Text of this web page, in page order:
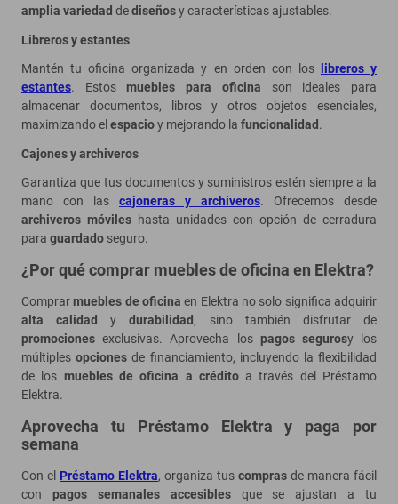
amplia variedad dediseñosy características ajustables.
Libreros y estantes
Mantén tu oficina organizada y en orden con los
libreros y
estantes. Estosmuebles para oficina son ideales para
almacenar documentos, libros y otros objetos esenciales,
maximizando el espacioy mejorando la funcionalidad .
Cajones y archiveros
Garantiza que tus documentos y suministros estén siempre a la
mano con las cajoneras y archiveros. Ofrecemos desde
archiveros móviles hasta unidades con opción de cerradura
para guardado seguro.
¿Por qué comprar muebles de oficina en Elektra?
Comprarmuebles de oficina en Elektra no solo significa adquirir
alta calidad
ydurabilidad , sino también disfrutar de
promociones exclusivas. Aprovecha los pagos segurosy los
múltiplesopciones de financiamiento, incluyendo la flexibilidad
de los muebles de oficina a créditoa través del Préstamo
Elektra.
Aprovecha tu Préstamo Elektra y paga por
semana
Con el Préstamo Elektra, organiza tus compras de manera fácil
con pagos semanales accesiblesque se ajustan a tu